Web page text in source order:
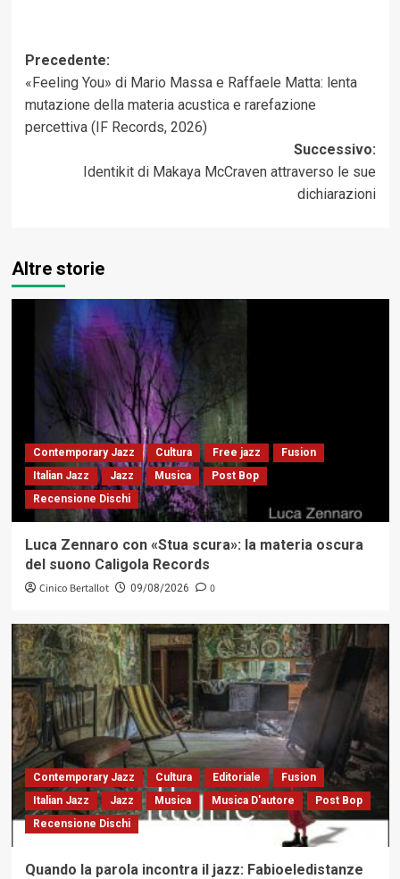
Navigazione
articolo
Precedente:
«Feeling You» di Mario Massa e Raffaele Matta: lenta
mutazione della materia acustica e rarefazione
percettiva (IF Records, 2026)
Successivo:
Identikit di Makaya McCraven attraverso le sue
dichiarazioni
Altre storie
Contemporary Jazz Cultura Free jazz
Fusion
Italian Jazz
Jazz Musica
Post Bop
Recensione Dischi
Luca Zennaro con «Stua scura»: la materia oscura
del suono Caligola Records
Cinico Bertallot 09/08/2026 0
Contemporary Jazz Cultura Editoriale
Fusion
Italian Jazz
Jazz Musica Musica D'autore
Post Bop
Recensione Dischi
Quando la parola incontra il jazz: Fabioeledistanze